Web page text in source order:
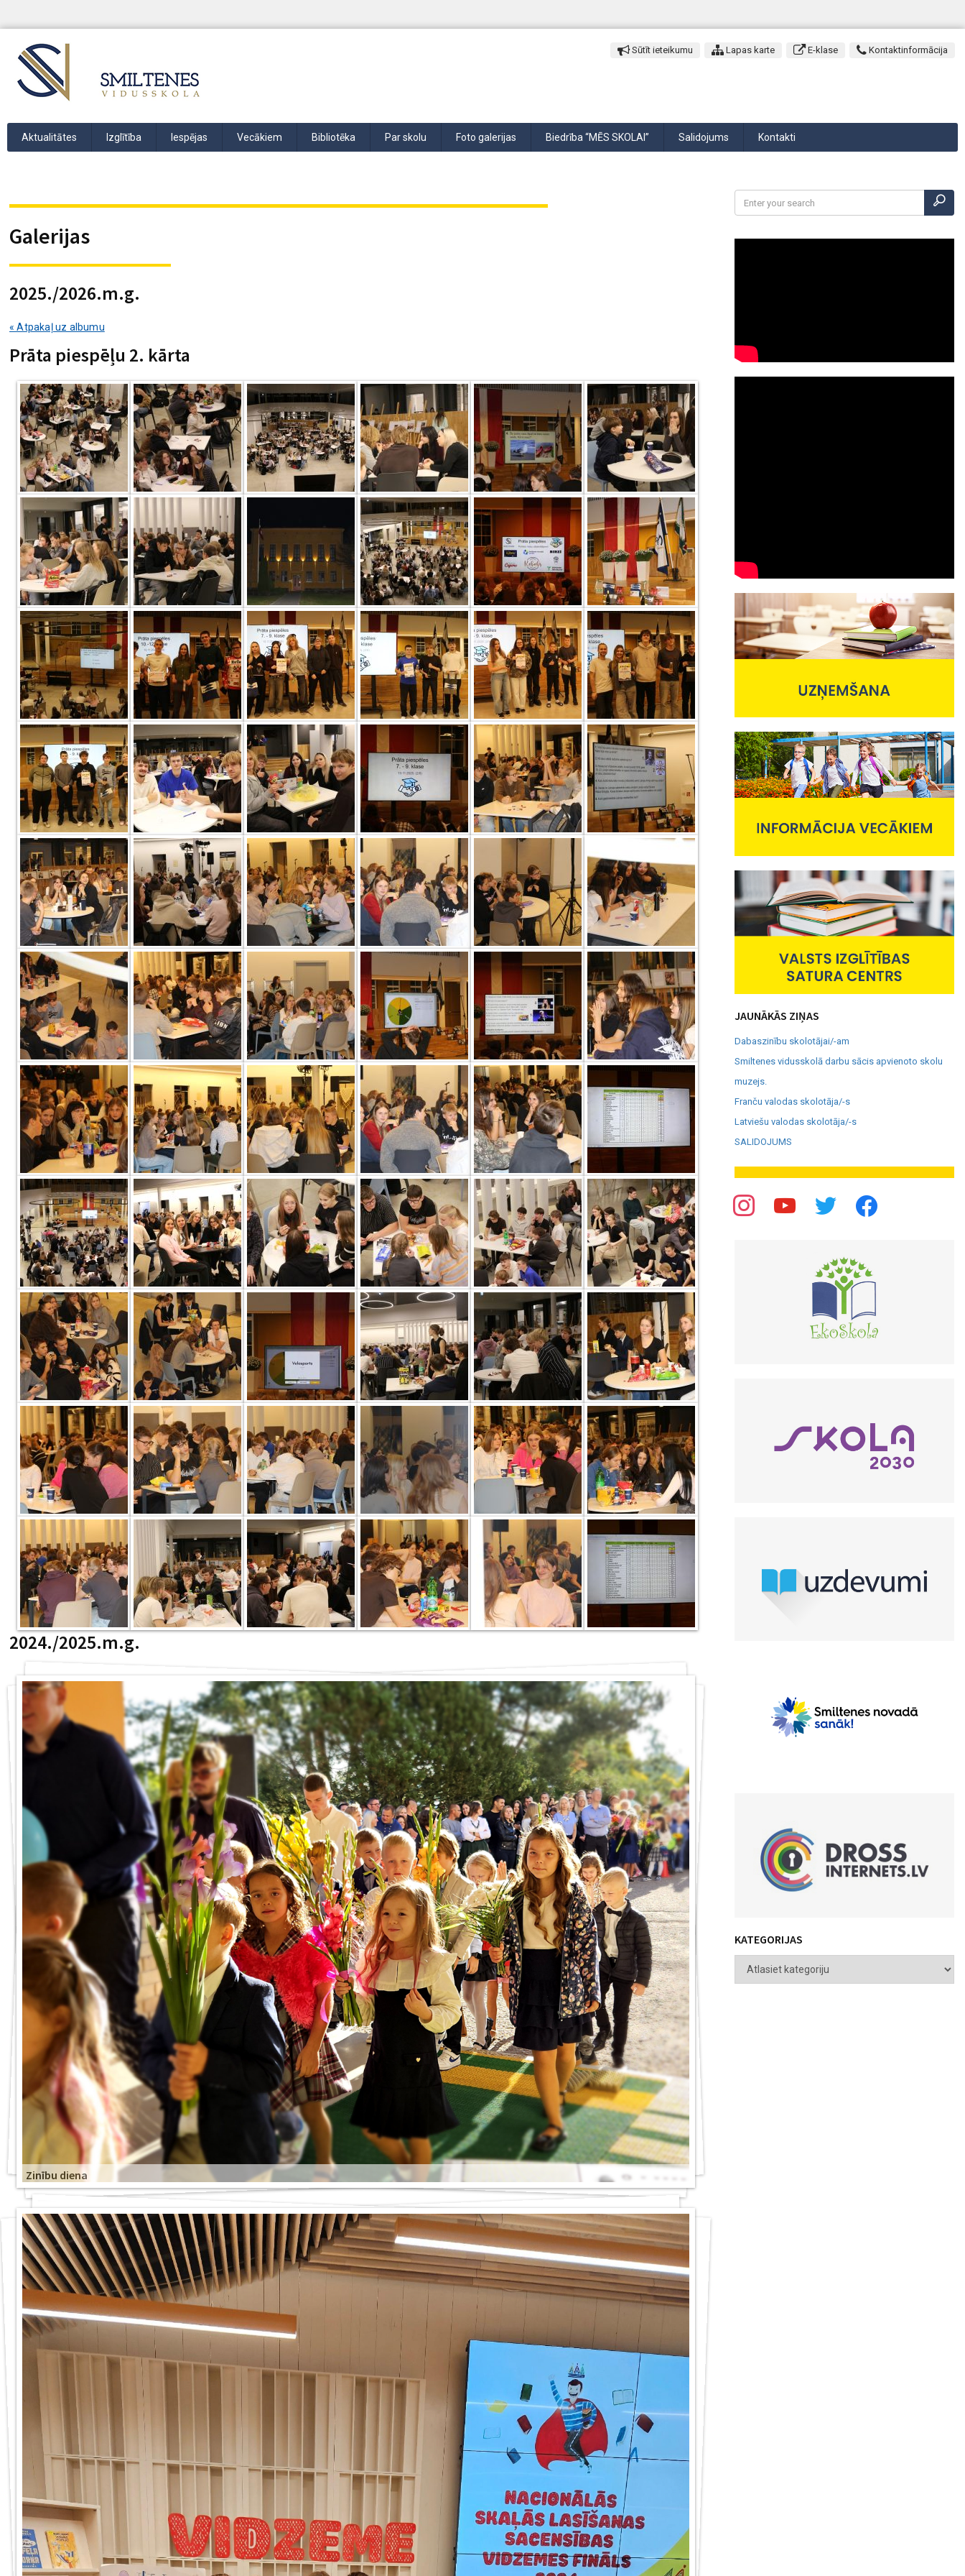
Sūtīt ieteikumu Lapas karte E-klase Kontaktinformācija
Aktualitātes Izglītība Iespējas Vecākiem Bibliotēka Par skolu Foto galerijas Biedrība “MĒS SKOLAI” Salidojums Kontakti
Galerijas
2025./2026.m.g.
« Atpakaļ uz albumu
Prāta piespēļu 2. kārta
2024./2025.m.g.
Zinību diena
JAUNĀKĀS ZIŅAS
Dabaszinību skolotājai/-am
Smiltenes vidusskolā darbu sācis apvienoto skolu
muzejs.
Franču valodas skolotāja/-s
Latviešu valodas skolotāja/-s
SALIDOJUMS
KATEGORIJAS